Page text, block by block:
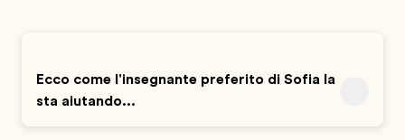
Ecco come l'insegnante preferito di Sofia la
sta aiutando...